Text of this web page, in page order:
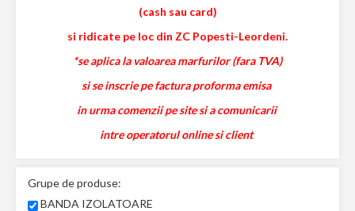
(cash sau card)
si ridicate pe loc din ZC Popesti-Leordeni.
*se aplica la valoarea marfurilor (fara TVA)
si se inscrie pe factura proforma emisa
in urma comenzii pe site si a comunicarii
intre operatorul online si client
Grupe de produse:
BANDA IZOLATOARE